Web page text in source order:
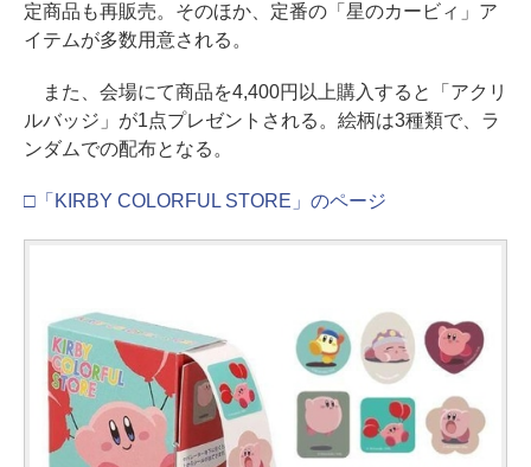
定商品も再販売。そのほか、定番の「星のカービィ」ア
イテムが多数用意される。
また、会場にて商品を4,400円以上購入すると「アクリ
ルバッジ」が1点プレゼントされる。絵柄は3種類で、ラ
ンダムでの配布となる。
□「KIRBY COLORFUL STORE」のページ